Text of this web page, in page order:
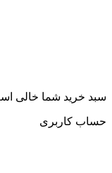
سبد خرید شما خالی
حساب کاربری